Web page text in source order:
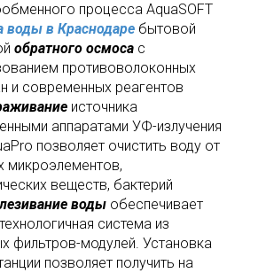
процесса AquaSOFT
воды в Краснодаре бытовой
обратного осмоса с
противоволоконных
и современных реагентов
источника
аппаратами УФ-излучения
позволяет очистить воду от
микроэлементов,
веществ, бактерий
воды обеспечивает
система из
фильтров-модулей. Установка
позволяет получить на